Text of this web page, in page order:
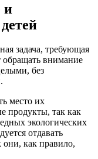
и
задача, требующая
обращать внимание
без
место их
продукты, так как
экологических
отдавать
они, как правило,